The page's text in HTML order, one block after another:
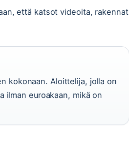
että katsot videoita, rakennat
kokonaan. Aloittelija, jolla on
ilman euroakaan, mikä on